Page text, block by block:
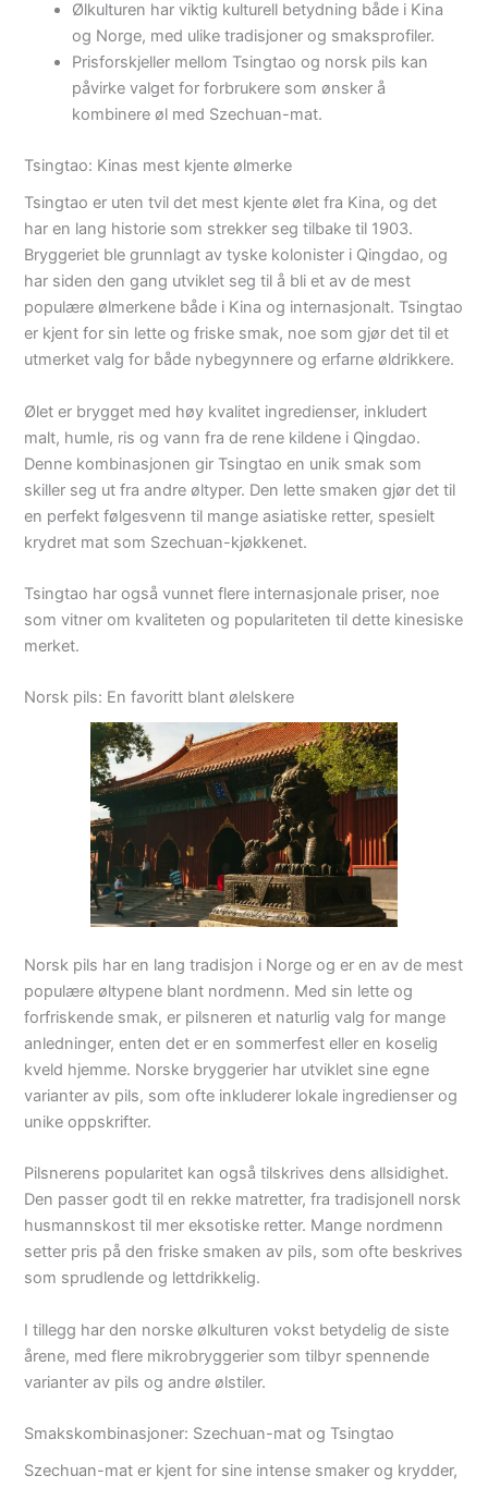
Ølkulturen har viktig kulturell betydning både i Kina
og Norge, med ulike tradisjoner og smaksprofiler.
Prisforskjeller mellom Tsingtao og norsk pils kan
påvirke valget for forbrukere som ønsker å
kombinere øl med Szechuan-mat.
Tsingtao: Kinas mest kjente ølmerke
Tsingtao er uten tvil det mest kjente ølet fra Kina, og det
har en lang historie som strekker seg tilbake til 1903.
Bryggeriet ble grunnlagt av tyske kolonister i Qingdao, og
har siden den gang utviklet seg til å bli et av de mest
populære ølmerkene både i Kina og internasjonalt. Tsingtao
er kjent for sin lette og friske smak, noe som gjør det til et
utmerket valg for både nybegynnere og erfarne øldrikkere.
Ølet er brygget med høy kvalitet ingredienser, inkludert
malt, humle, ris og vann fra de rene kildene i Qingdao.
Denne kombinasjonen gir Tsingtao en unik smak som
skiller seg ut fra andre øltyper. Den lette smaken gjør det til
en perfekt følgesvenn til mange asiatiske retter, spesielt
krydret mat som Szechuan-kjøkkenet.
Tsingtao har også vunnet flere internasjonale priser, noe
som vitner om kvaliteten og populariteten til dette kinesiske
merket.
Norsk pils: En favoritt blant ølelskere
Norsk pils har en lang tradisjon i Norge og er en av de mest
populære øltypene blant nordmenn. Med sin lette og
forfriskende smak, er pilsneren et naturlig valg for mange
anledninger, enten det er en sommerfest eller en koselig
kveld hjemme. Norske bryggerier har utviklet sine egne
varianter av pils, som ofte inkluderer lokale ingredienser og
unike oppskrifter.
Pilsnerens popularitet kan også tilskrives dens allsidighet.
Den passer godt til en rekke matretter, fra tradisjonell norsk
husmannskost til mer eksotiske retter. Mange nordmenn
setter pris på den friske smaken av pils, som ofte beskrives
som sprudlende og lettdrikkelig.
I tillegg har den norske ølkulturen vokst betydelig de siste
årene, med flere mikrobryggerier som tilbyr spennende
varianter av pils og andre ølstiler.
Smakskombinasjoner: Szechuan-mat og Tsingtao
Szechuan-mat er kjent for sine intense smaker og krydder,